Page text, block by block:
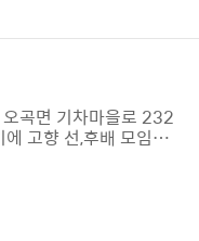
곡면 기차마을로 232
고향 선,후배 모임에
러나와 걸어가는 사
드를 꺼내게 만든다.